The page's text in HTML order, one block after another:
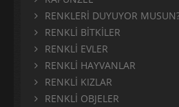
RENKLERİ DUYUYOR
RENKLİ BİTKİLER
RENKLİ EVLER
RENKLİ HAYVANLAR
RENKLİ KIZLAR
RENKLİ OBJELER